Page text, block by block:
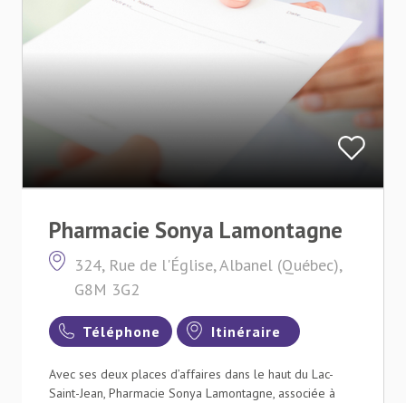
Pharmacie Sonya Lamontagne
324, Rue de l'Église, Albanel (Québec),
G8M 3G2
Téléphone Itinéraire
Avec ses deux places d’affaires dans le haut du Lac-
Saint-Jean, Pharmacie Sonya Lamontagne, associée à